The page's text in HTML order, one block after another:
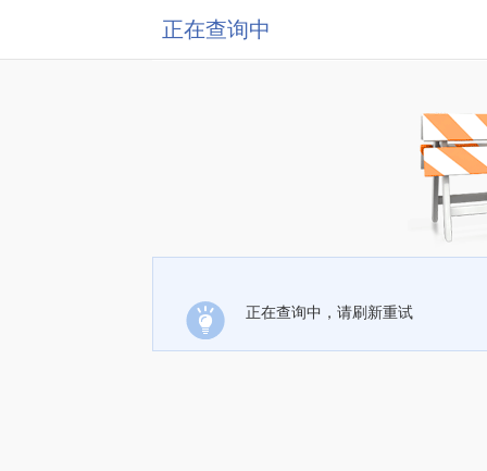
正在查询中
正在查询中，请刷新重试